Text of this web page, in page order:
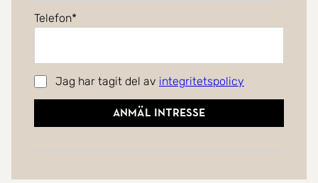
Telefon
Jag har tagit del av integritetspolicy
Anmäl intresse